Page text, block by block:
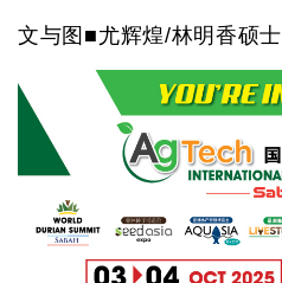
文与图■尤辉煌/林明香硕士